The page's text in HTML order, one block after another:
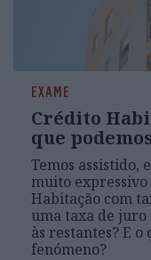
EXAME
Crédito
que
Temos assistido,
muito
Habitação com
uma taxa de juro
às restantes? E
fenómeno?